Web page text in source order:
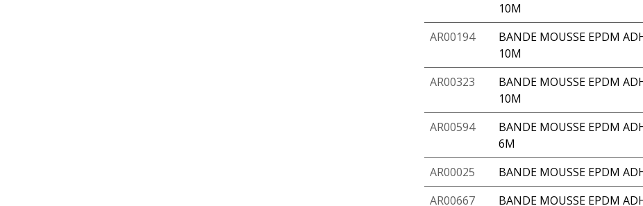
10M
AR00194
BANDE MOUSSE EPDM
10M
AR00323
BANDE MOUSSE EPDM
10M
AR00594
BANDE MOUSSE EPDM
6M
AR00025 BANDE MOUSSE EPDM
AR00667
BANDE MOUSSE EPDM